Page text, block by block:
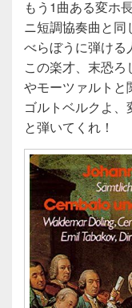
もう1曲ある変ホ
ニ短調協奏曲と同
べらぼうに弾ける
この楽才、末恐
やモーツァルトと
ゴルトベルクよ
と弾いてくれ！